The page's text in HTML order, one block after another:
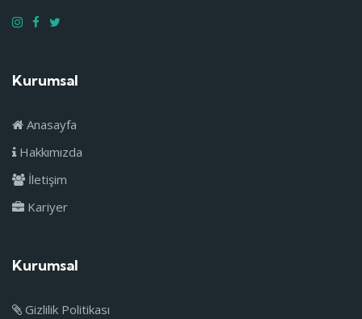
Kurumsal
Anasayfa
Hakkımızda
İletişim
Kariyer
Kurumsal
Gizlilik Politikası